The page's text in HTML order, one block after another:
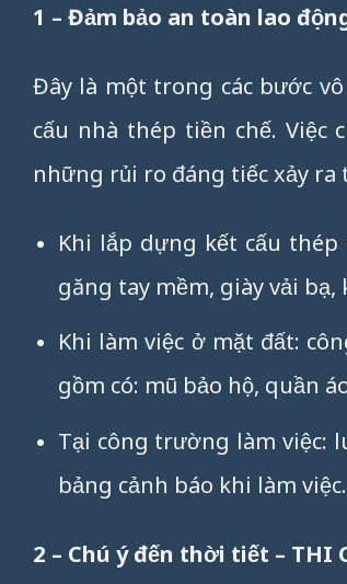
1 – Đảm bảo an toàn lao
Đây là một trong các bước
cấu nhà thép tiền chế.
những rủi ro đáng tiếc xảy
Khi lắp dựng kết cấu thép
găng tay mềm, giày vải
Khi làm việc ở mặt đất:
gồm có: mũ bảo hộ, quần
Tại công trường làm việc:
bảng cảnh báo khi làm việc.
2 – Chú ý đến thời tiết – THI